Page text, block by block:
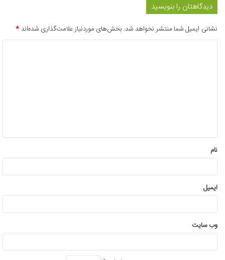
دیدگاهتان را بنویسید
نشانی ایمیل شما منتشر نخواهد شد. بخش‌های موردنیاز علامت‌گذاری شده‌اند*
*
نام
ایمیل
وب‌ سایت